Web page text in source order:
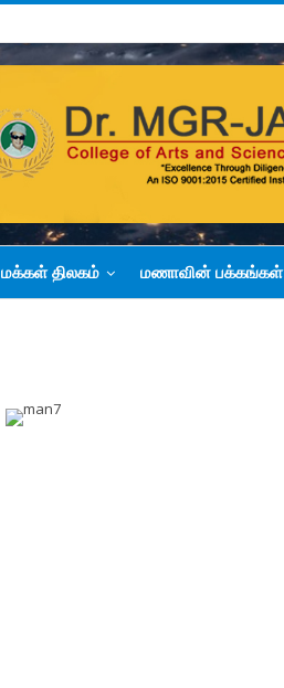
மக்கள் திலகம் மணாவின் பக்கங்கள்